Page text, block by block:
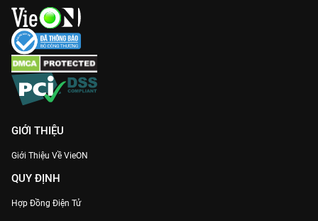
GIỚI THIỆU
Giới Thiệu Về VieON
QUY ĐỊNH
Hợp Đồng Điện Tử